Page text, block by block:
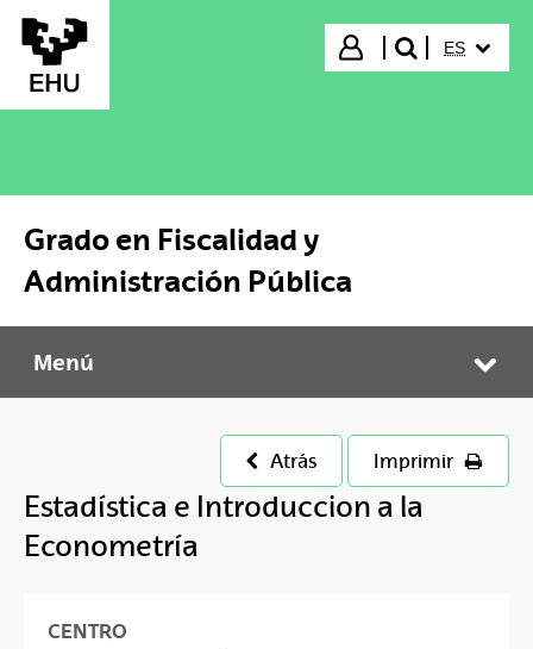
Saltar al contenido principal
Iniciar sesión
buscar"
ES
Grado en Fiscalidad y
Administración Pública
Grado en Fiscalidad y Administración Pública
Menú
Atrás Imprimir
Estadística e Introduccion a la
Econometría
CENTRO